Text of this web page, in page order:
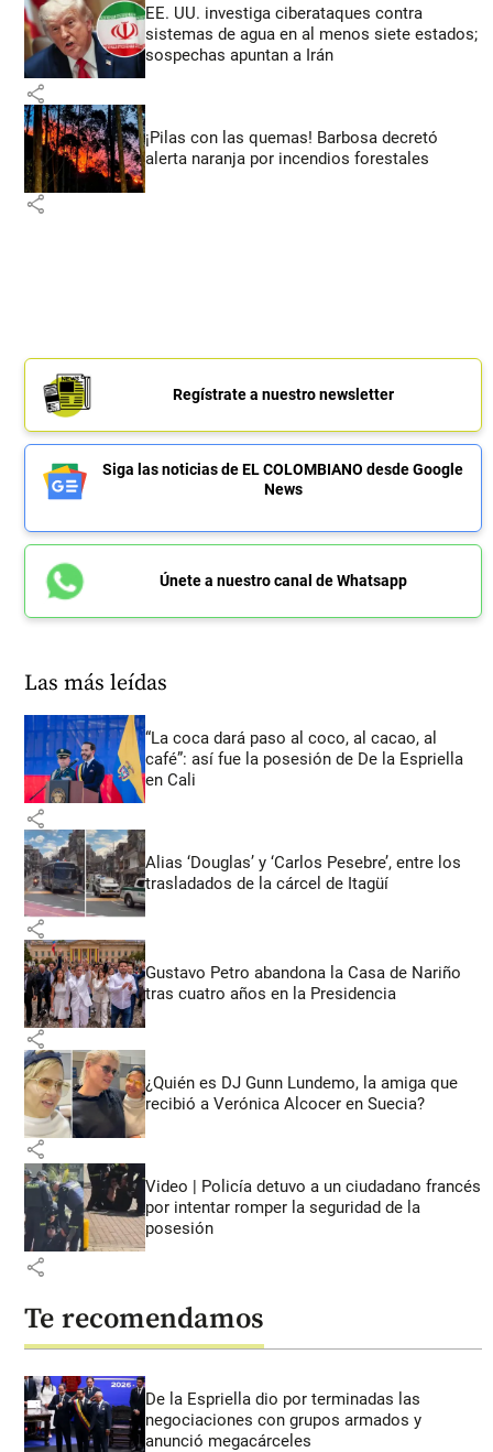
EE. UU. investiga ciberataques contra
sistemas de agua en al menos siete estados;
sospechas apuntan a Irán
share
¡Pilas con las quemas! Barbosa decretó
alerta naranja por incendios forestales
share
Regístrate a nuestro newsletter
Siga las noticias de EL COLOMBIANO desde Google
News
Únete a nuestro canal de Whatsapp
Las más leídas
“La coca dará paso al coco, al cacao, al
café”: así fue la posesión de De la Espriella
en Cali
share
Alias ‘Douglas’ y ‘Carlos Pesebre’, entre los
trasladados de la cárcel de Itagüí
share
Gustavo Petro abandona la Casa de Nariño
tras cuatro años en la Presidencia
share
¿Quién es DJ Gunn Lundemo, la amiga que
recibió a Verónica Alcocer en Suecia?
share
Video | Policía detuvo a un ciudadano francés
por intentar romper la seguridad de la
posesión
share
Te recomendamos
De la Espriella dio por terminadas las
negociaciones con grupos armados y
anunció megacárceles